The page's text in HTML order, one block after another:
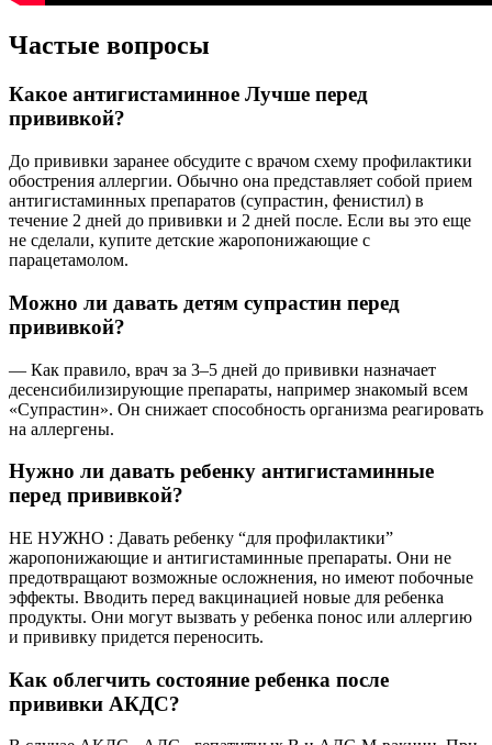
Частые вопросы
Какое антигистаминное Лучше перед
прививкой?
До прививки заранее обсудите с врачом схему профилактики
обострения аллергии. Обычно она представляет собой прием
антигистаминных препаратов (супрастин, фенистил) в
течение 2 дней до прививки и 2 дней после. Если вы это еще
не сделали, купите детские жаропонижающие с
парацетамолом.
Можно ли давать детям супрастин перед
прививкой?
— Как правило, врач за 3–5 дней до прививки назначает
десенсибилизирующие препараты, например знакомый всем
«Супрастин». Он снижает способность организма реагировать
на аллергены.
Нужно ли давать ребенку антигистаминные
перед прививкой?
НЕ НУЖНО : Давать ребенку “для профилактики”
жаропонижающие и антигистаминные препараты. Они не
предотвращают возможные осложнения, но имеют побочные
эффекты. Вводить перед вакцинацией новые для ребенка
продукты. Они могут вызвать у ребенка понос или аллергию
и прививку придется переносить.
Как облегчить состояние ребенка после
прививки АКДС?